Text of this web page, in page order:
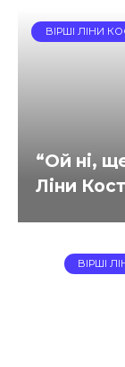
ВІРШІ ЛІНИ
“Ой ні,
Ліни
ВІРШІ